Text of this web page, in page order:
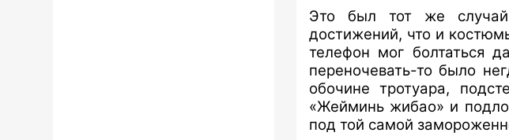
Это был тот же случай
достижений, что и
телефон мог болтаться
переночевать-то было
обочине тротуара,
«Жейминь жибао» и
под той самой